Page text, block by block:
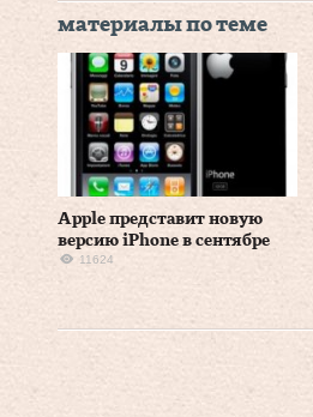
материалы по теме
Apple представит новую
версию iPhone в сентябре
11624